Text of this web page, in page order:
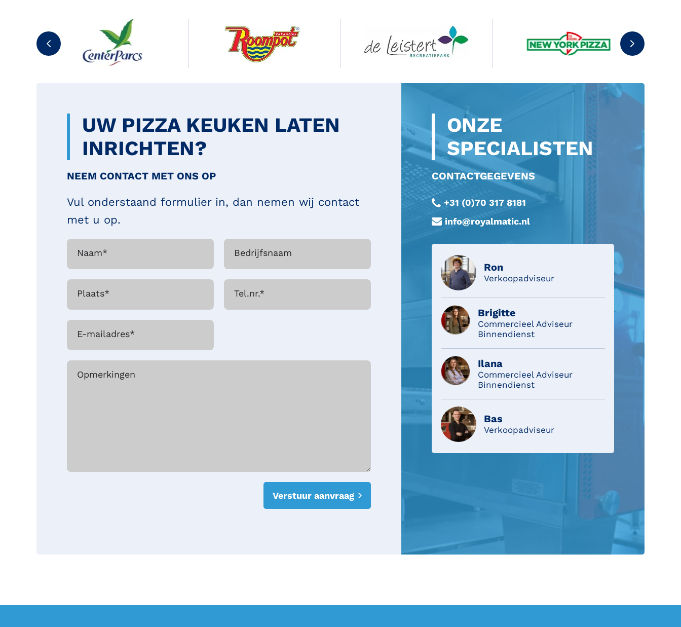
UW PIZZA KEUKEN LATEN
INRICHTEN?
NEEM CONTACT MET ONS OP
Vul onderstaand formulier in, dan nemen wij contact
met u op.
Naam* Bedrijfsnaam
Plaats* Tel.nr.*
E-mailadres*
Opmerkingen
Verstuur aanvraag
ONZE
SPECIALISTEN
CONTACTGEGEVENS
+31 (0)70 317 8181
info@royalmatic.nl
Ron
Verkoopadviseur
Brigitte
Commercieel Adviseur
Binnendienst
Ilana
Commercieel Adviseur
Binnendienst
Bas
Verkoopadviseur